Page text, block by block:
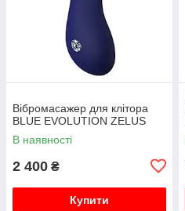
Вібромасажер для клітора
BLUE EVOLUTION ZELUS
В наявності
2 400 ₴
Купити